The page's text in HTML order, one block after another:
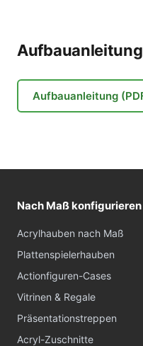
Aufbauanleitung
Aufbauanleitung
Nach Maß konfigurieren
Acrylhauben nach Maß
Plattenspielerhauben
Actionfiguren-Cases
Vitrinen & Regale
Präsentationstreppen
Acryl-Zuschnitte